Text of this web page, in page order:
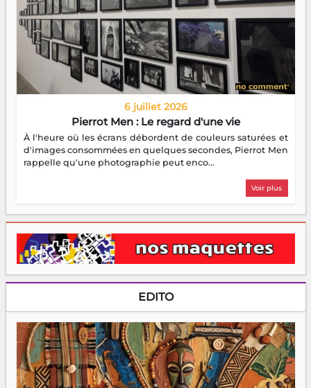
6 juillet 2026
Pierrot Men : Le regard d'une vie
À l'heure où les écrans débordent de couleurs saturées et
d'images consommées en quelques secondes, Pierrot Men
rappelle qu'une photographie peut enco...
Voir plus
EDITO